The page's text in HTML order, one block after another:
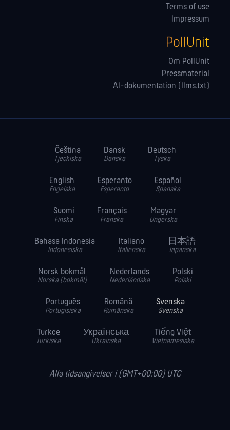
Terms of use
Impressum
PollUnit
Om PollUnit
Pressmaterial
AI-dokumentation (llms.txt)
Čeština
Tjeckiska
Dansk
Danska
Deutsch
Tyska
English
Engelska
Esperanto
Esperanto
Español
Spanska
Suomi
Finska
Français
Franska
Magyar
Ungerska
Bahasa Indonesia
Indonesiska
Italiano
Italienska
日本語
Japanska
Norsk bokmål
Norska (bokmål)
Nederlands
Nederländska
Polski
Polski
Português
Portugisiska
Română
Rumänska
Svenska
Svenska
Turkce
Turkiska
Українська
Ukrainska
Tiếng Việt
Vietnamesiska
Alla tidsangivelser i (GMT+00:00) UTC